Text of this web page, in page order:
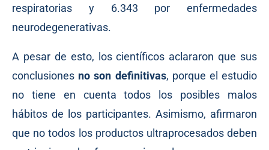
respiratorias y 6.343 por enfermedades
neurodegenerativas.
A pesar de esto, los científicos aclararon que sus
conclusiones no son definitivas, porque el estudio
no tiene en cuenta todos los posibles malos
hábitos de los participantes. Asimismo, afirmaron
que no todos los productos ultraprocesados deben